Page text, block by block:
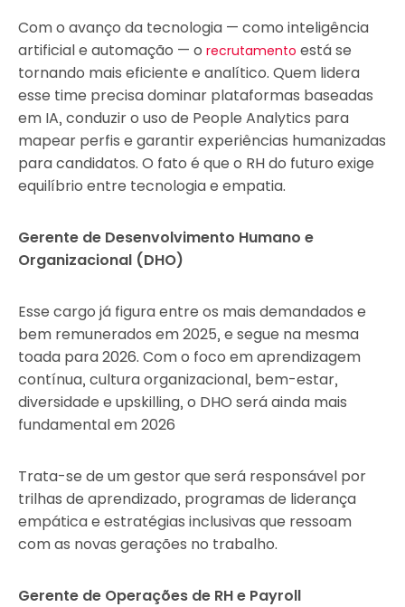
Com o avanço da tecnologia — como inteligência
artificial e automação — o recrutamento está se
tornando mais eficiente e analítico. Quem lidera
esse time precisa dominar plataformas baseadas
em IA, conduzir o uso de People Analytics para
mapear perfis e garantir experiências humanizadas
para candidatos. O fato é que o RH do futuro exige
equilíbrio entre tecnologia e empatia.
Gerente de Desenvolvimento Humano e
Organizacional (DHO)
Esse cargo já figura entre os mais demandados e
bem remunerados em 2025, e segue na mesma
toada para 2026. Com o foco em aprendizagem
contínua, cultura organizacional, bem-estar,
diversidade e upskilling, o DHO será ainda mais
fundamental em 2026
Trata-se de um gestor que será responsável por
trilhas de aprendizado, programas de liderança
empática e estratégias inclusivas que ressoam
com as novas gerações no trabalho.
Gerente de Operações de RH e Payroll